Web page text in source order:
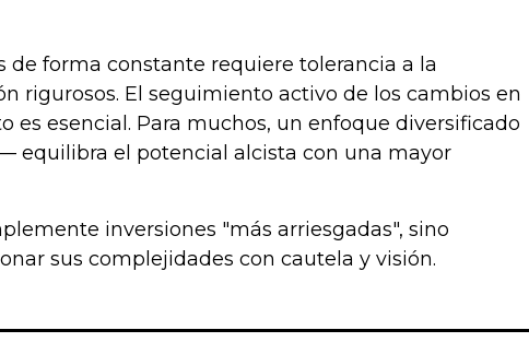
forma constante requiere tolerancia a la
rigurosos. El seguimiento activo de los cambios en
es esencial. Para muchos, un enfoque diversificado
equilibra el potencial alcista con una mayor
inversiones "más arriesgadas", sino
sus complejidades con cautela y visión.